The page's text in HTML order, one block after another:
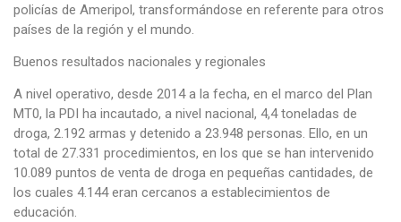
policías de Ameripol, transformándose en referente para otros
países de la región y el mundo.
Buenos resultados nacionales y regionales
A nivel operativo, desde 2014 a la fecha, en el marco del Plan
MT0, la PDI ha incautado, a nivel nacional, 4,4 toneladas de
droga, 2.192 armas y detenido a 23.948 personas. Ello, en un
total de 27.331 procedimientos, en los que se han intervenido
10.089 puntos de venta de droga en pequeñas cantidades, de
los cuales 4.144 eran cercanos a establecimientos de
educación.